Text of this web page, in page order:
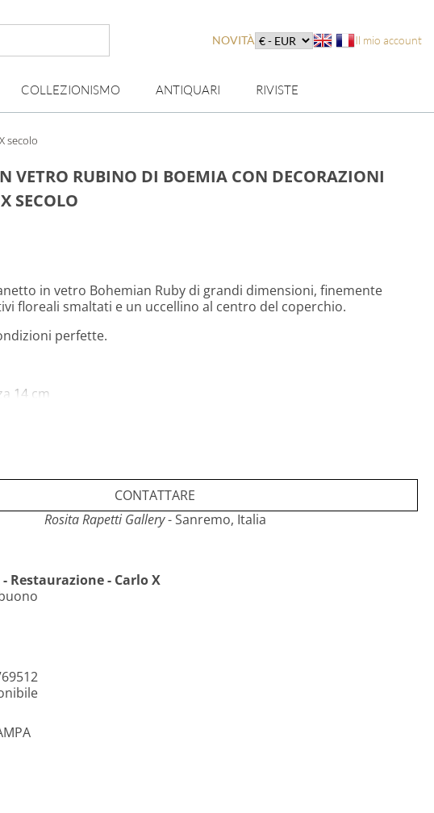
NOVITÀ Il mio account
COLLEZIONISMO ANTIQUARI RIVISTE
secolo
VETRO RUBINO DI BOEMIA CON DECORAZIONI
SECOLO
in vetro Bohemian Ruby di grandi dimensioni, finemente
floreali smaltati e un uccellino al centro del coperchio.
perfette.
14 cm
cm
il mondo!
CONTATTARE
Rosita Rapetti Gallery- Sanremo, Italia
Restaurazione - Carlo X